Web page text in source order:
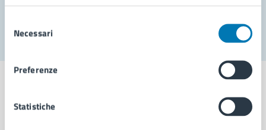
delNecessari
Preferenze
Statistiche